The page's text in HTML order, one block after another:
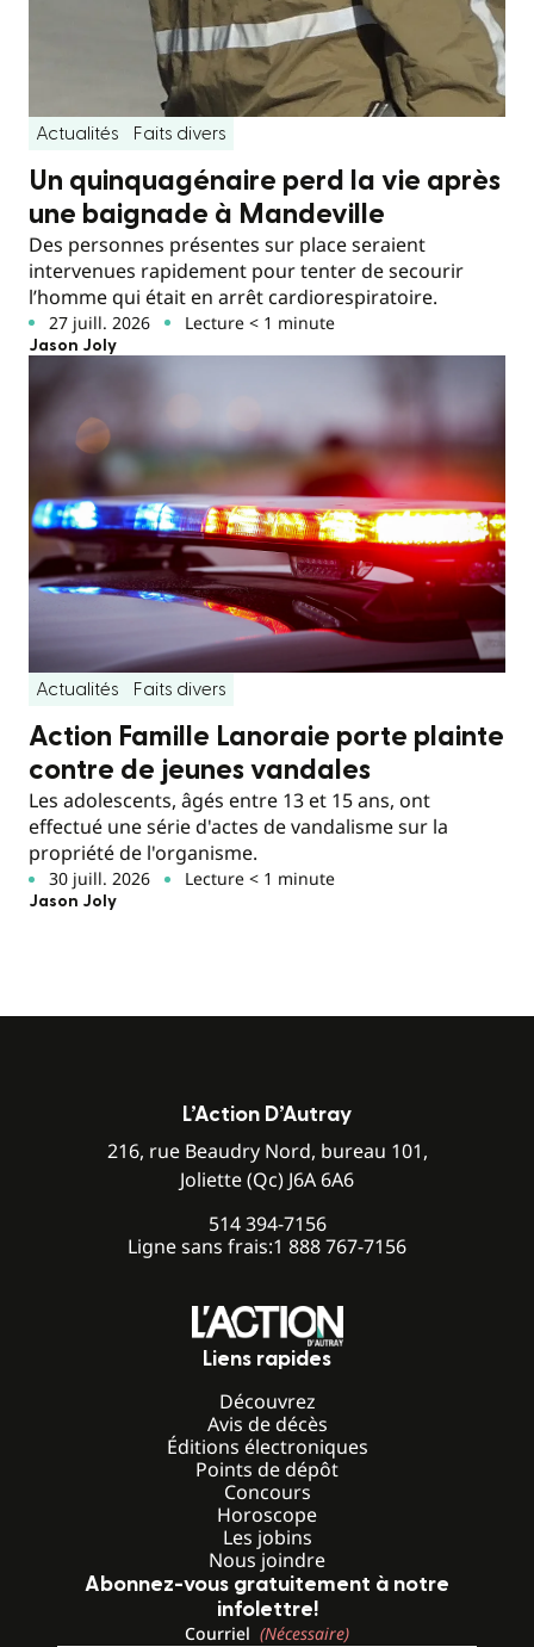
Actualités Faits divers
Un quinquagénaire perd la vie après
une baignade à Mandeville
Des personnes présentes sur place seraient
intervenues rapidement pour tenter de secourir
l’homme qui était en arrêt cardiorespiratoire.
27 juill. 2026 Lecture < 1 minute
Jason Joly
Actualités Faits divers
Action Famille Lanoraie porte plainte
contre de jeunes vandales
Les adolescents, âgés entre 13 et 15 ans, ont
effectué une série d'actes de vandalisme sur la
propriété de l'organisme.
30 juill. 2026 Lecture < 1 minute
Jason Joly
L’Action D’Autray
216, rue Beaudry Nord, bureau 101,
Joliette (Qc) J6A 6A6
514 394-7156
Ligne sans frais:1 888 767-7156
Liens rapides
Découvrez
Avis de décès
Éditions électroniques
Points de dépôt
Concours
Horoscope
Les jobins
Nous joindre
Abonnez-vous gratuitement à notre
infolettre!
Courriel (Nécessaire)